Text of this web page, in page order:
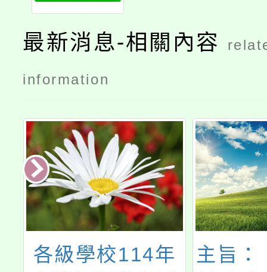
最新消息-相關內容
information
各級學校114年
主旨：